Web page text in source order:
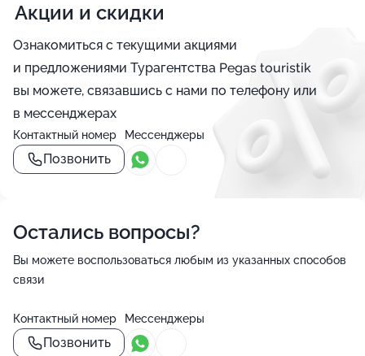
Акции и скидки
Ознакомиться с текущими акциями
и предложениями Турагентства Pegas touristik
вы можете, связавшись с нами по телефону или
в мессенджерах
Контактный номер
Позвонить
Мессенджеры
Остались вопросы?
Вы можете воспользоваться любым из указанных способов
связи
Контактный номер
Позвонить
Мессенджеры